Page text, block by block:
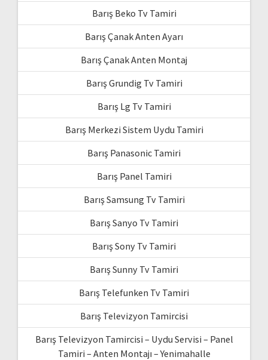
Barış Beko Tv Tamiri
Barış Çanak Anten Ayarı
Barış Çanak Anten Montaj
Barış Grundig Tv Tamiri
Barış Lg Tv Tamiri
Barış Merkezi Sistem Uydu Tamiri
Barış Panasonic Tamiri
Barış Panel Tamiri
Barış Samsung Tv Tamiri
Barış Sanyo Tv Tamiri
Barış Sony Tv Tamiri
Barış Sunny Tv Tamiri
Barış Telefunken Tv Tamiri
Barış Televizyon Tamircisi
Barış Televizyon Tamircisi – Uydu Servisi – Panel
Tamiri – Anten Montajı – Yenimahalle